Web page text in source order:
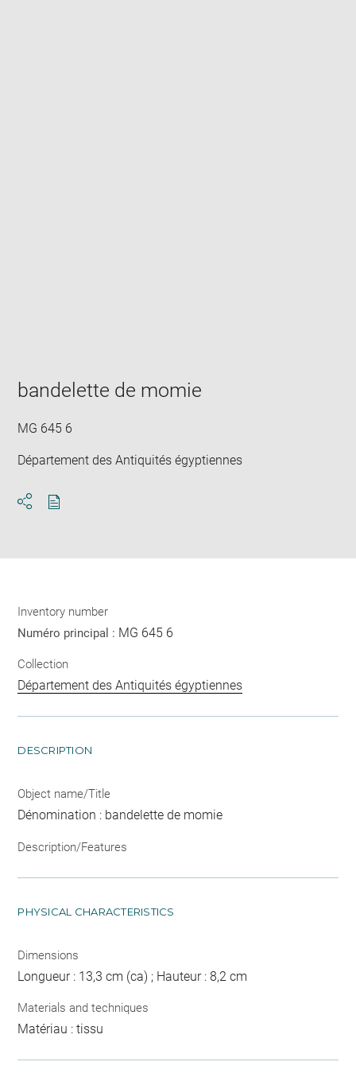
window
bandelette de momie
MG 645 6
Département des Antiquités égyptiennes
Inventory number
Numéro principal : MG 645 6
Collection
Département des Antiquités égyptiennes
DESCRIPTION
Object name/Title
Dénomination : bandelette de momie
Description/Features
PHYSICAL CHARACTERISTICS
Dimensions
Longueur : 13,3 cm (ca) ; Hauteur : 8,2 cm
Materials and techniques
Matériau : tissu